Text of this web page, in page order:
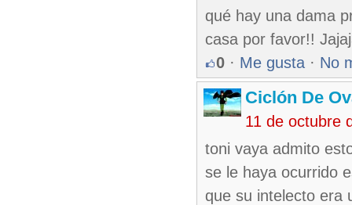
qué hay una dama
casa por favor!!
0 · Me gusta · No
Ciclón De
11 de octubre
toni vaya admito
se le haya ocurrido
que su intelecto era